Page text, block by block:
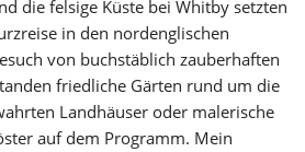
die felsige Küste bei Whitby setzten
in den nordenglischen
von buchstäblich zauberhaften
friedliche Gärten rund um die
Landhäuser oder malerische
auf dem Programm. Mein